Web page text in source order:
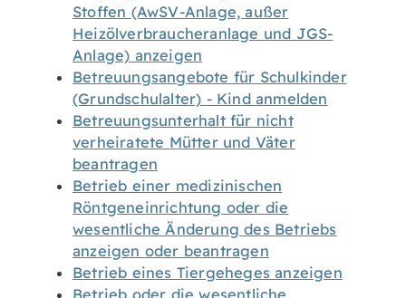
Stoffen (AwSV-Anlage, außer
Heizölverbraucheranlage und JGS-
Anlage) anzeigen
Betreuungsangebote für Schulkinder
(Grundschulalter) - Kind anmelden
Betreuungsunterhalt für nicht
verheiratete Mütter und Väter
beantragen
Betrieb einer medizinischen
Röntgeneinrichtung oder die
wesentliche Änderung des Betriebs
anzeigen oder beantragen
Betrieb eines Tiergeheges anzeigen
Betrieb oder die wesentliche